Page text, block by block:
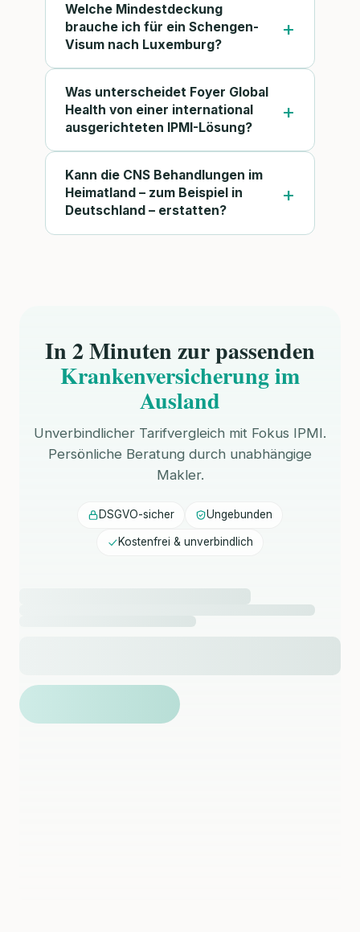
Welche Mindestdeckung
brauche ich für ein Schengen-
Visum nach Luxemburg?
Was unterscheidet Foyer Global
Health von einer international
ausgerichteten IPMI-Lösung?
Kann die CNS Behandlungen im
Heimatland – zum Beispiel in
Deutschland – erstatten?
In 2 Minuten zur passenden
Krankenversicherung im
Ausland
Unverbindlicher Tarifvergleich mit Fokus IPMI.
Persönliche Beratung durch unabhängige
Makler.
DSGVO-sicher Ungebunden
Kostenfrei & unverbindlich